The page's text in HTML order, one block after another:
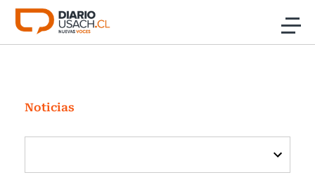
Click acá para ir directamente al contenido
Investigación
Cultura
Programas Radio y TV Usach
Noticias